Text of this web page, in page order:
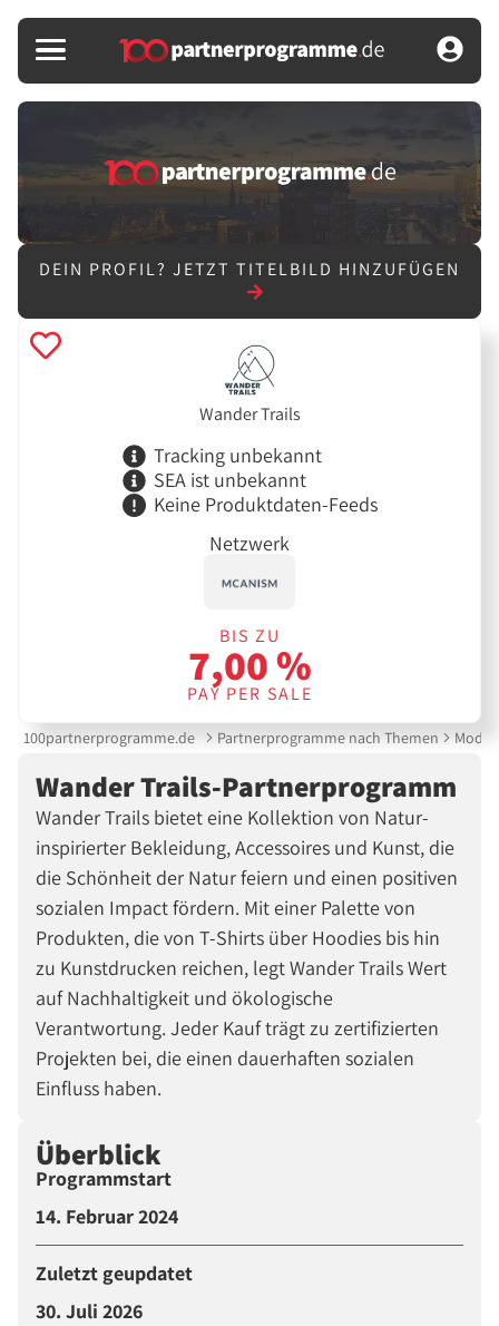
DEIN PROFIL? JETZT TITELBILD HINZUFÜGEN
Wander Trails
Tracking unbekannt
SEA ist unbekannt
Keine Produktdaten-Feeds
Netzwerk
BIS ZU
7,00 %
PAY PER SALE
100partnerprogramme.de Partnerprogramme nach Themen Mode
Wander Trails-Partnerprogramm
Wander Trails bietet eine Kollektion von Natur-
inspirierter Bekleidung, Accessoires und Kunst, die
die Schönheit der Natur feiern und einen positiven
sozialen Impact fördern. Mit einer Palette von
Produkten, die von T-Shirts über Hoodies bis hin
zu Kunstdrucken reichen, legt Wander Trails Wert
auf Nachhaltigkeit und ökologische
Verantwortung. Jeder Kauf trägt zu zertifizierten
Projekten bei, die einen dauerhaften sozialen
Einfluss haben.
Überblick
Programmstart
14. Februar 2024
Zuletzt geupdatet
30. Juli 2026